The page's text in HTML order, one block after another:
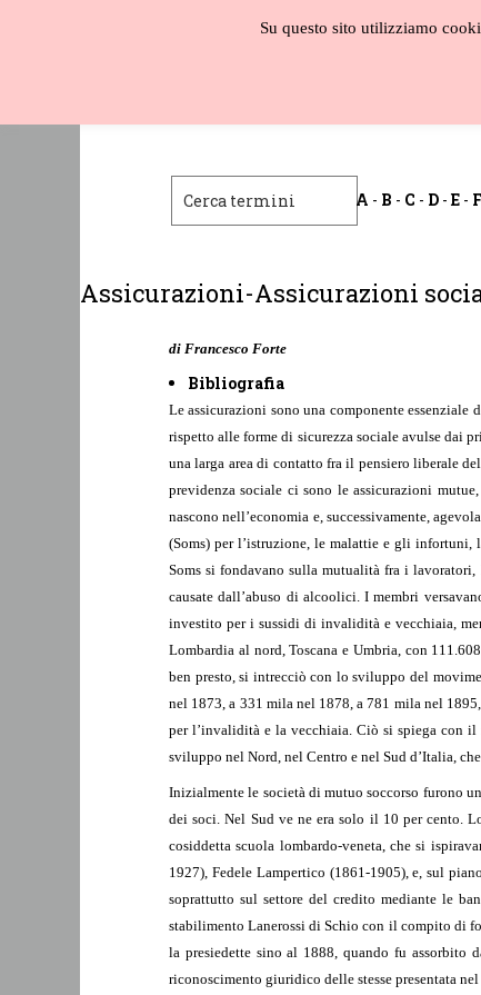
A - B - C - D -E - F
Assicurazioni-Assicurazioni
di Francesco Forte
Bibliografia
Le assicurazioni sono una componente
rispetto alle forme di sicurezza sociale avulse dai
una larga area di contatto fra il pensiero liberale
previdenza sociale ci sono le assicurazioni
nascono nell’economia e, successivamente,
(Soms) per l’istruzione, le malattie e gli infortuni,
Soms si fondavano sulla mutualità fra i
causate dall’abuso di alcoolici. I membri
investito per i sussidi di invalidità e vecchiaia,
Lombardia al nord, Toscana e Umbria, con
ben presto, si intrecciò con lo sviluppo del
nel 1873, a 331 mila nel 1878, a 781 mila nel
per l’invalidità e la vecchiaia. Ciò si spiega con
sviluppo nel Nord, nel Centro e nel Sud d’Italia,
Inizialmente le società di mutuo soccorso furono
dei soci. Nel Sud ve ne era solo il 10 per cento.
cosiddetta scuola lombardo-veneta, che si
1927), Fedele Lampertico (1861-1905), e, sul
soprattutto sul settore del credito mediante le
stabilimento Lanerossi di Schio con il compito di
la presiedette sino al 1888, quando fu
riconoscimento giuridico delle stesse presentata
Su questo sito utilizziamo